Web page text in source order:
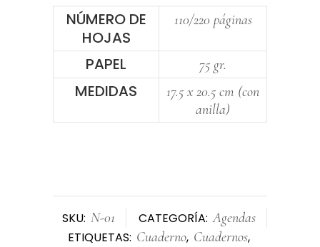
NÚMERO DE
HOJAS
110/220 páginas
PAPEL 75 gr.
MEDIDAS
17.5 x 20.5 cm (con
anilla)
SKU: N-01 CATEGORÍA: Agendas
ETIQUETAS: Cuaderno, Cuadernos,